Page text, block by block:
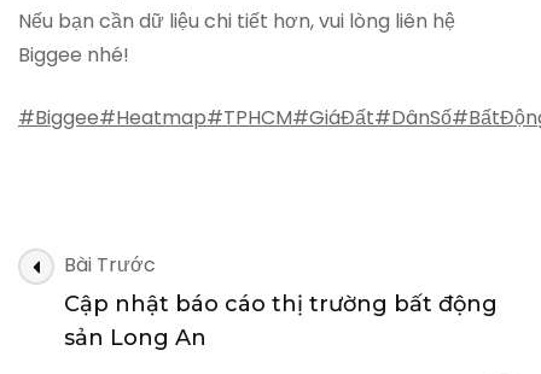
Nếu bạn cần dữ liệu chi tiết hơn, vui lòng liên hệ
Biggee nhé!
#Biggee#Heatmap#TPHCM#GiáĐất#DânSố
Điều
hướng
Bài Trước
Cập nhật báo cáo thị trường bất động
sản Long An